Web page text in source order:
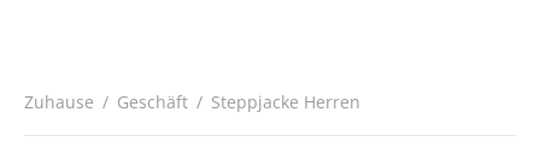
Zuhause / Geschäft / Steppjacke Herren